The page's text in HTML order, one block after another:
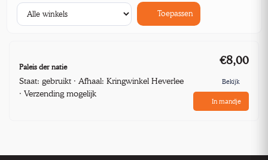
Toepassen
Paleis der natie
Staat: gebruikt · Afhaal: Kringwinkel Heverlee
· Verzending mogelijk
€8,00
Bekijk
In mandje